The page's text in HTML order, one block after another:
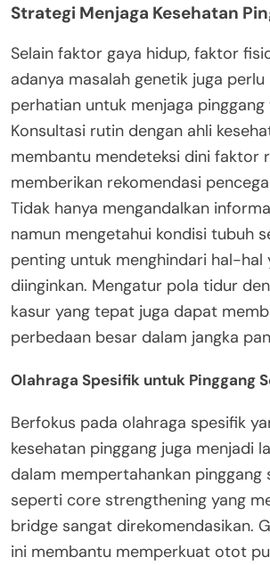
Strategi Menjaga Kesehatan
Selain faktor gaya hidup, faktor
adanya masalah genetik juga perlu
perhatian untuk menjaga
Konsultasi rutin dengan ahli
membantu mendeteksi dini faktor
memberikan rekomendasi
Tidak hanya mengandalkan
namun mengetahui kondisi tubuh
penting untuk menghindari hal-hal
diinginkan. Mengatur pola tidur
kasur yang tepat juga dapat
perbedaan besar dalam jangka
Olahraga Spesifik untuk Pinggang
Berfokus pada olahraga spesifik
kesehatan pinggang juga menjadi
dalam mempertahankan pinggang
seperti core strengthening yang
bridge sangat direkomendasikan.
ini membantu memperkuat otot